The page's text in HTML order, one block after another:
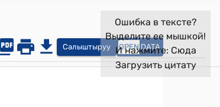
Салыштыруу OPEN DATA
Ошибка в тексте?
Выделите ее мышкой!
И нажмите: Сюда
Загрузить цитату